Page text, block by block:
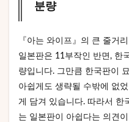
분량
『아는 와이프』의 큰 줄거
일본판은 11부작인 반면, 한
량입니다. 그만큼 한국판이
아쉽게도 생략될 수밖에 없
게 담겨 있습니다. 따라서 한
는 일본판이 아쉽다는 의견